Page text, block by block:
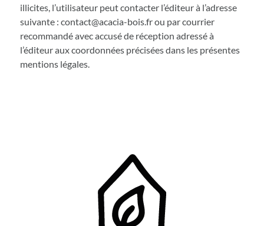
illicites, l’utilisateur peut contacter l’éditeur à l’adresse
suivante : contact@acacia-bois.frou par courrier
recommandé avec accusé de réception adressé à
l’éditeur aux coordonnées précisées dans les présentes
mentions légales.